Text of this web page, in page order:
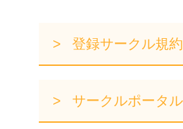
登録サークル規約
サークルポータ